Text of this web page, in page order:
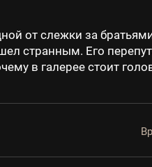
от слежки за
странным. Его
в галерее стоит